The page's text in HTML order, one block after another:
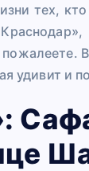
тех,
удивит и